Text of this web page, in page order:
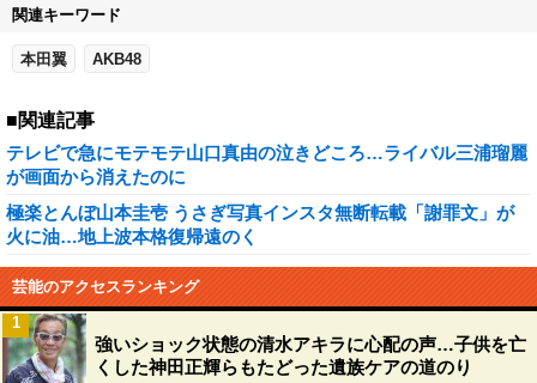
関連キーワード
本田翼 AKB48
■関連記事
テレビで急にモテモテ山口真由の泣きどころ…ライバル三浦瑠麗
が画面から消えたのに
極楽とんぼ山本圭壱 うさぎ写真インスタ無断転載「謝罪文」が
火に油…地上波本格復帰遠のく
芸能のアクセスランキング
強いショック状態の清水アキラに心配の声…子供を亡
くした神田正輝らもたどった遺族ケアの道のり
1